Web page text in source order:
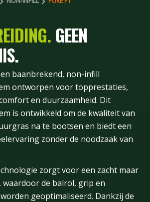
GEEN
baanbrekend, non-infill
ontworpen voor topprestaties,
en duurzaamheid. Dit
is ontwikkeld om de kwaliteit van
na te bootsen en biedt een
zonder de noodzaak van
zorgt voor een zacht maar
de balrol, grip en
geoptimaliseerd. Dankzij de